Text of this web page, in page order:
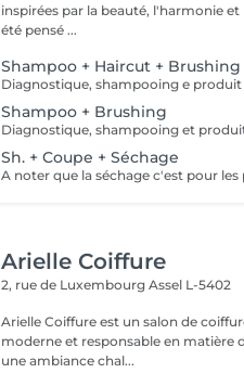
inspirées par la beauté, l'harmonie et le bien-être.
été pensé ...
Shampoo + Haircut + Brushing
Diagnostique, shampooing e
Shampoo + Brushing
Diagnostique, shampooing et
Sh. + Coupe + Séchage
Arielle Coiffure
2, rue de LuxembourgAssel L-5402
Arielle Coiffure est un salon de
moderne et responsable en matière
une ambiance chal...